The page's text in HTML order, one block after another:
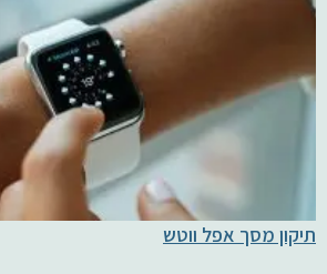
תיקון מסך אפל ווטש